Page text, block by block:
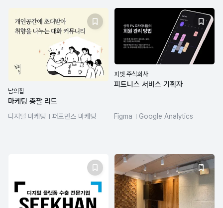
남의집
마케팅 총괄 리드
디지털 마케팅
퍼포먼스 마케팅
피벗 주식회사
피트니스 서비스 기획자
Figma Google Analytics